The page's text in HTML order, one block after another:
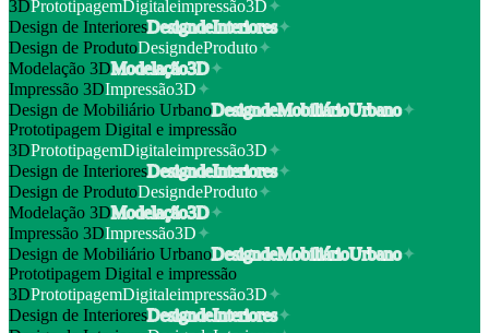
3DPrototipagemDigitaleimpressão3D✦
Design de InterioresDesigndeInteriores✦
Design de ProdutoDesigndeProduto✦
Modelação 3DModelação3D✦
Impressão 3DImpressão3D✦
Design de Mobiliário UrbanoDesigndeMobiliárioUrbano✦
Prototipagem Digital e impressão
3DPrototipagemDigitaleimpressão3D✦
Design de InterioresDesigndeInteriores✦
Design de ProdutoDesigndeProduto✦
Modelação 3DModelação3D✦
Impressão 3DImpressão3D✦
Design de Mobiliário UrbanoDesigndeMobiliárioUrbano✦
Prototipagem Digital e impressão
3DPrototipagemDigitaleimpressão3D✦
Design de InterioresDesigndeInteriores✦